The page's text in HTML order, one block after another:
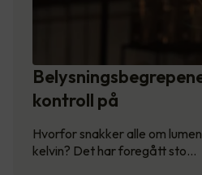
kontroll på
Hvorfor snakker alle om
kelvin? Det har foregått sto…